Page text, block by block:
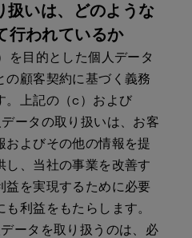
扱いは、どのような
行われているか
を目的とした個人データ
の顧客契約に基づく義務
。上記の（c）および
ータの取り扱いは、お客
およびその他の情報を提
し、当社の事業を改善す
益を実現するために必要
利益をもたらします。
ータを取り扱うのは、必